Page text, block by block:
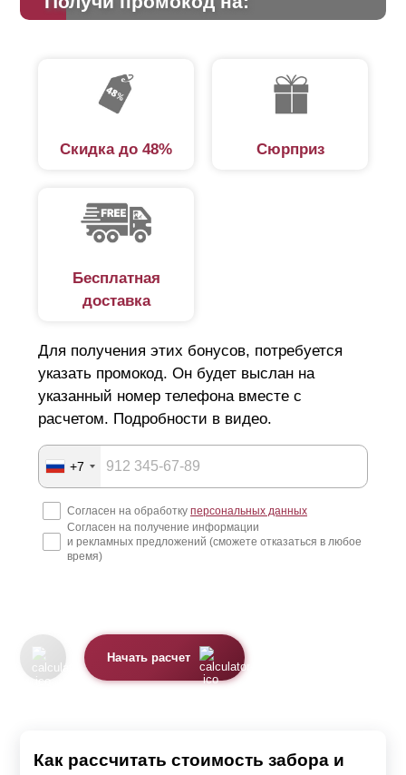
Скидка до 48% Сюрприз
Бесплатная
доставка
Для получения этих бонусов, потребуется
указать промокод. Он будет выслан на
указанный номер телефона вместе с
расчетом. Подробности в видео.
+7
Согласен на обработку персональных данных
Согласен на получение информации
и рекламных предложений (сможете отказаться в любое
время)
Начать расчет
Как рассчитать стоимость забора и